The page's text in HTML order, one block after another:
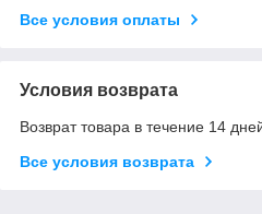
Все условия оплаты
Условия возврата
Возврат товара в течение 14
Все условия возврата